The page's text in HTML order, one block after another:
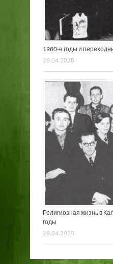
1980-е годы и
29.04.2026
Религиозная жизнь в
годы
29.04.2026